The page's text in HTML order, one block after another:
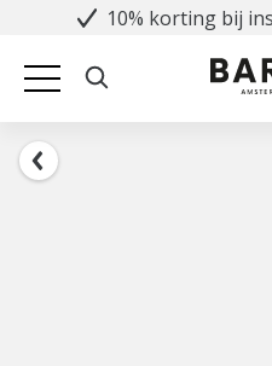
10% korting bij